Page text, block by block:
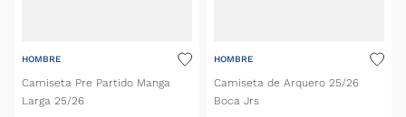
HOMBRE
Camiseta Pre Partido Manga
Larga 25/26
HOMBRE
Camiseta de Arquero 25/26
Boca Jrs